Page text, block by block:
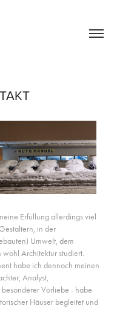
Erfüllung allerdings viel
in der
Umwelt, dem
Architektur studiert.
habe ich dennoch meinen
Analyst,
Vorliebe - habe
Häuser begleitet und